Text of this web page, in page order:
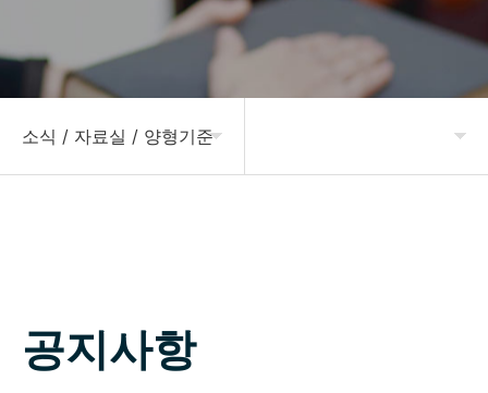
소식 / 자료실 / 양형기준
상담신청
공지사항